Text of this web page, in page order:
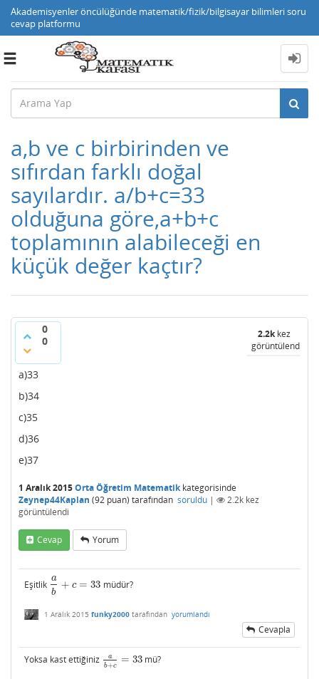
Akademisyenler öncülüğünde matematik/fizik/bilgisayar bilimleri soru
cevap platformu
Toggle
a,b ve c birbirinden ve
sıfırdan farklı doğal
sayılardır. a/b+c=33
olduğuna göre,a+b+c
toplamının alabileceği en
küçük değer kaçtır?
0
0
2.2kkez
görüntülendi
a)33
b)34
c)35
d)36
e)37
1 Aralık 2015Orta Öğretim Matematikkategorisinde
Zeynep44Kaplan (92 puan) tarafından soruldu | 2.2k kez
görüntülendi
Cevap Yorum
Eşitlik
a
b
+ c = 33
ab +c=33 müdür?
1 Aralık 2015 funky2000 tarafından yorumlandı
Cevapla
Yoksa kast ettiğiniz
a
b+c = 33
ab+ =33 mü?